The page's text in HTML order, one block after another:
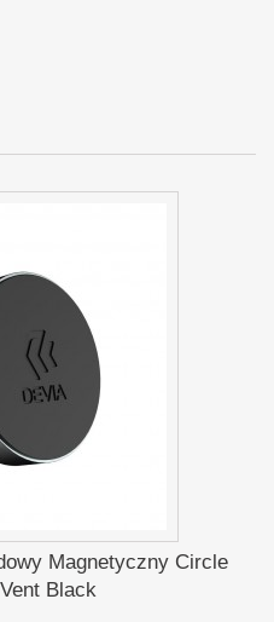
Magnetyczny Circle
Black